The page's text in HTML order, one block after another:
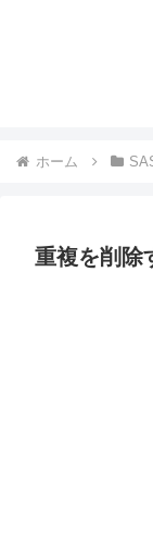
ホーム
重複を削除